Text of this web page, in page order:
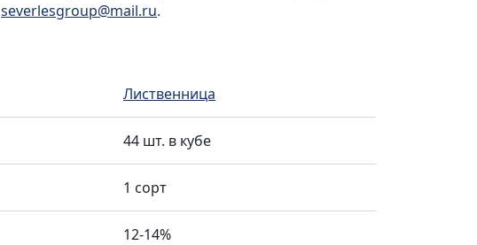
severlesgroup@mail.ru.
Лиственница
44 шт. в кубе
1 сорт
12-14%